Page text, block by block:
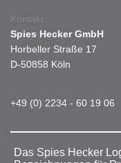
Kontakt
Spies Hecker GmbH
Horbeller Straße 17
D-50858 Köln
+49 (0) 2234 - 60 19 06
Das Spies Hecker